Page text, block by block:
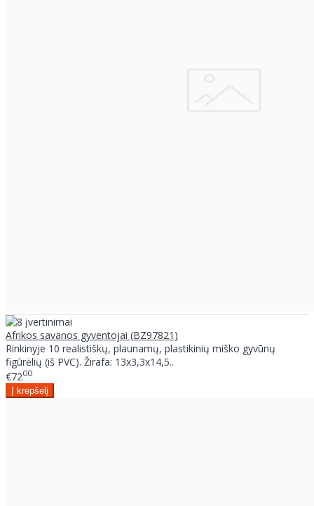
Afrikos savanos gyventojai (BZ97821)
Rinkinyje 10 realistiškų, plaunamų, plastikinių miško gyvūnų
figūrėlių (iš PVC). Žirafa: 13x3,3x14,5..
€7200